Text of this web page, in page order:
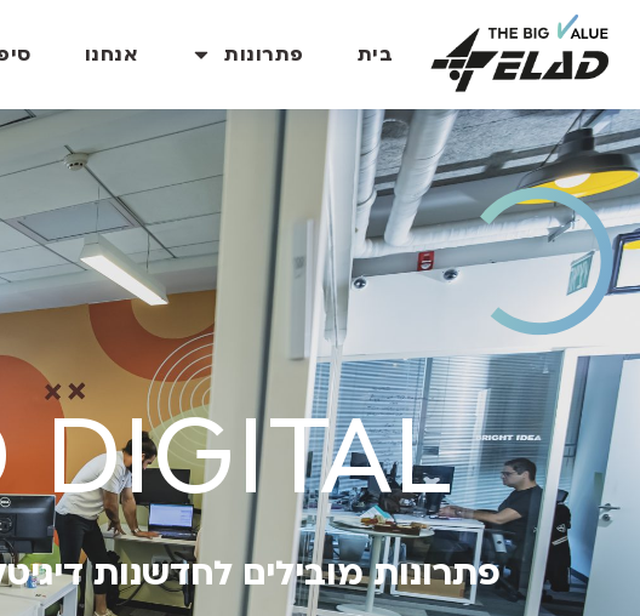
בית פתרונות אנחנו
DIGITAL
פתרונות מובילים לחדשנות